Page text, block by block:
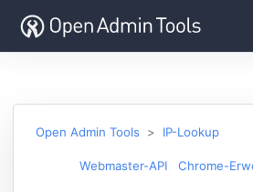
Open Admin Tools IP-Lookup
Webmaster-API Chrome-